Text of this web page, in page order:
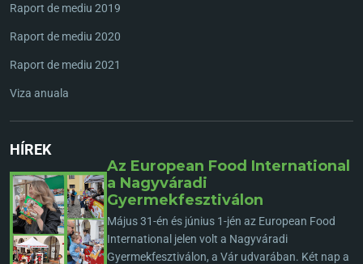
Raport de mediu 2019
Raport de mediu 2020
Raport de mediu 2021
Viza anuala
HÍREK
Az European Food International
a Nagyváradi
Gyermekfesztiválon
Május 31-én és június 1-jén az European Food
International jelen volt a Nagyváradi
Gyermekfesztiválon, a Vár udvarában. Két nap a